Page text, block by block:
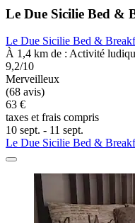
Le Due Sicilie Bed &
Le Due Sicilie Bed &
À 1,4 km de : Activité
9,2/10
Merveilleux
(68 avis)
63 €
taxes et frais compris
10 sept. - 11 sept.
Le Due Sicilie Bed &